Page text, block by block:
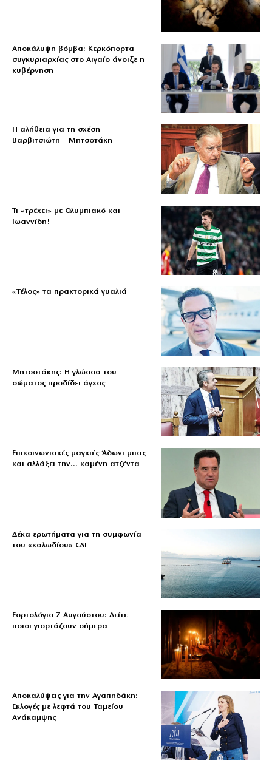
Αποκάλυψη βόμβα: Κερκόπορτα
συγκυριαρχίας στο Αιγαίο άνοιξε η
κυβέρνηση
Η αλήθεια για τη σχέση
Βαρβιτσιώτη – Μητσοτάκη
Τι «τρέχει» με Ολυμπιακό και
Ιωαννίδη!
«Τέλος» τα πρακτορικά γυαλιά
Μητσοτάκης: Η γλώσσα του
σώματος προδίδει άγχος
Επικοινωνιακές μαγκιές Άδωνι μπας
και αλλάξει την… καμένη ατζέντα
Δέκα ερωτήματα για τη συμφωνία
του «καλωδίου» GSI
Εορτολόγιο 7 Αυγούστου: Δείτε
ποιοι γιορτάζουν σήμερα
Αποκαλύψεις για την Αγαπηδάκη:
Εκλογές με λεφτά του Ταμείου
Ανάκαμψης